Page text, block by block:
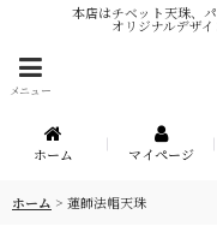
本店はチベット天珠、
オリジナルデザ
メニュー
ホーム マイページ
ホーム > 蓮師法帽天珠